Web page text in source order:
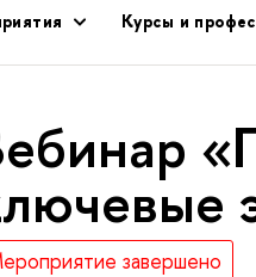
Курсы и
завершено